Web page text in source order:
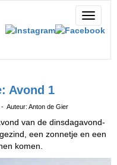
Toggle
Avond 1
Auteur: Anton de Gier
van de dinsdagavond-
een zonnetje en een
komen.